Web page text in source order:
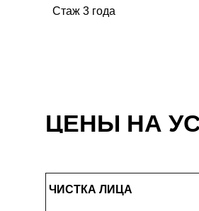
Стаж 3 года
ЦЕНЫ НА
ЧИСТКА ЛИЦА